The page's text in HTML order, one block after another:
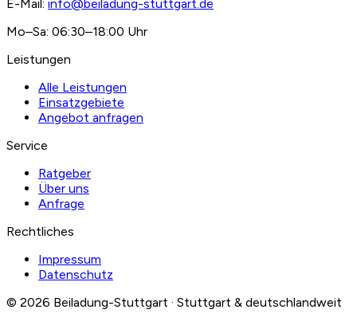
E-Mail: info@beiladung-stuttgart.de
Mo–Sa: 06:30–18:00 Uhr
Leistungen
Alle Leistungen
Einsatzgebiete
Angebot anfragen
Service
Ratgeber
Über uns
Anfrage
Rechtliches
Impressum
Datenschutz
© 2026 Beiladung-Stuttgart · Stuttgart & deutschlandweit